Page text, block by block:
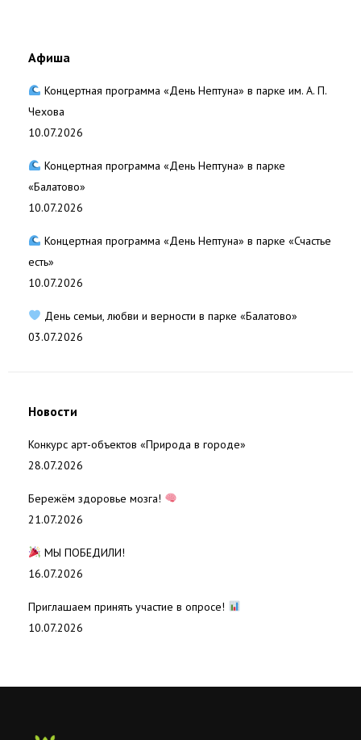
Афиша
Концертная программа «День Нептуна» в парке им. А. П.
Чехова
10.07.2026
Концертная программа «День Нептуна» в парке
«Балатово»
10.07.2026
Концертная программа «День Нептуна» в парке «Счастье
есть»
10.07.2026
День семьи, любви и верности в парке «Балатово»
03.07.2026
Новости
Конкурс арт-объектов «Природа в городе»
28.07.2026
Бережём здоровье мозга!
21.07.2026
МЫ ПОБЕДИЛИ!
16.07.2026
Приглашаем принять участие в опросе!
10.07.2026